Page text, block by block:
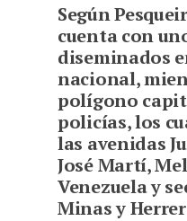
Según
cuenta con
diseminados
nacional,
polígono
policías, los
las avenidas
José Martí,
Venezuela y
Minas y